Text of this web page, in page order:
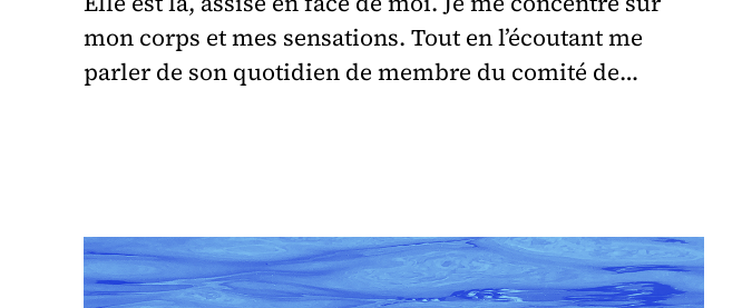
mon corps et mes sensations. Tout en l’écoutant me
parler de son quotidien de membre du comité de…